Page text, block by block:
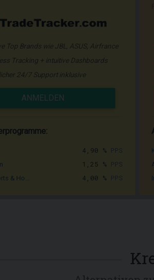
Top Brands wie JBL, ASUS, Airfrance
Tracking + intuitive Dashboards
24/7 Support inklusive
ANMELDEN
4,90 %
1,25 %
& Ho... 4,00 %